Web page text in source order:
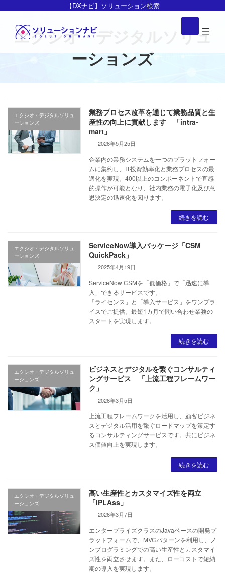
【DXナビ】ソリューション検索
ア
コ
エクシオ・デジタルソリュ
ーションズ
エクシオ・デジタルソリュ
ーションズ
業務プロセス改革を通じて業務品質と生
産性の向上に貢献します 「intra-
mart」
2026年5月25日
企業内の業務システムを一つのプラットフォー
ムに集約し、IT投資効率化と業務プロセスの最
適化を実現。400以上のコンポーネントで直感
的操作が可能となり、社内業務の電子化及び意
思決定の迅速化を図ります。
続きを読む
エクシオ・デジタルソリュ
ーションズ
ServiceNow導入パッケージ「CSM
QuickPack」
2025年4月19日
ServiceNow CSMを「低価格」で「迅速に導
入」できるサービスです。
「ライセンス」と「導入サービス」をワンプラ
イスでご提供。最短1カ月で問い合わせ業務の
スタートを実現します。
続きを読む
エクシオ・デジタルソリュ
ーションズ
ビジネスとデジタルを繋ぐコンサルティ
ングサービス 「上流工程フレームワー
ク」
2026年3月5日
上流工程フレームワークを活用し、顧客ビジネ
スとデジタル活用を繋ぐロードマップを策定す
るコンサルティングサービスです。共にビジネ
ス価値向上を実現します。
続きを読む
エクシオ・デジタルソリュ
ーションズ
高い生産性とカスタマイズ性を両立
「iPLAss」
2026年3月7日
エンタープライズクラスのJavaベースの開発プ
ラットフォームで、MVCパターンを利用し、ノ
ンプログラミングでの高い生産性とカスタマイ
ズ性を両立させます。また、ローコストで短納
期の導入を実現します。